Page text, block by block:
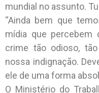
mundial no assunto.
“Ainda bem que
mídia que percebem
crime tão odioso,
nossa indignação.
ele de uma forma
O Ministério do